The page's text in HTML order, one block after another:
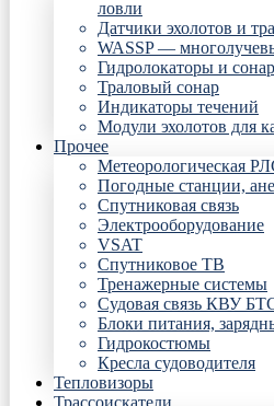
ловли
Датчики эхолотов и
WASSP —
Гидролокаторы и
Траловый сонар
Индикаторы течений
Модули эхолотов для
Прочее
Метеорологическая
Погодные станции,
Спутниковая связь
Электрооборудование
VSAT
Спутниковое ТВ
Тренажерные системы
Судовая связь КВУ
Блоки питания,
Гидрокостюмы
Кресла судоводителя
Тепловизоры
Трассоискатели